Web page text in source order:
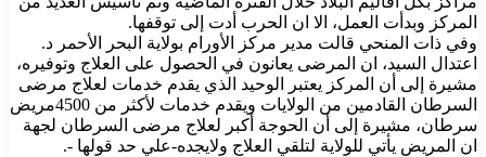
المركز وبدأت العمل، الا ان الحرب أدت إلى توقفها.
وفي ذات المنحي قالت مدير مركز الأورام بولاية البحر الأحمر د.
اعتدال السيد، ان المرضى يعانون في الحصول على العلاج وتوفيره،
مشيرة إلى أن المركز يعتبر الوحيد الذي يقدم خدمات لعلاج مرضى
السرطان القادمين من الولايات ويقدم خدمات لأكثر من 4500مريض
سرطان، مشيرة إلى أن الحوجة أكبر لعلاج مرضى السرطان لجهة
ان المريض يأتي للولاية لتلقي العلاج ولايجده-علي حد قولها -.